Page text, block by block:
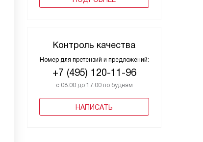
Контроль качества
Номер для претензий и предложений:
+7 (495) 120-11-96
с 08:00 до 17:00 по будням
НАПИСАТЬ